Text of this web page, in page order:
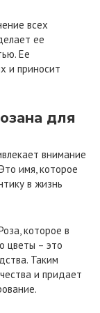
всех
ее
Ее
и приносит
для
внимание
имя, которое
в жизнь
которое в
цветы – это
Таким
и придает